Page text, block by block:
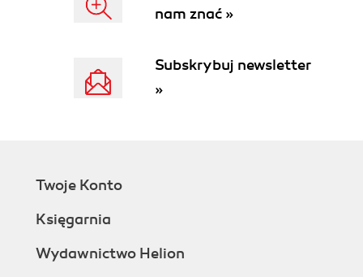
nam znać »
Subskrybuj newsletter
»
Twoje Konto
Księgarnia
Wydawnictwo Helion